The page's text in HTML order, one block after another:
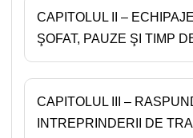
CAPITOLUL II –
ŞOFAT, PAUZE ŞI TIMP
CAPITOLUL III –
INTREPRINDERII DE